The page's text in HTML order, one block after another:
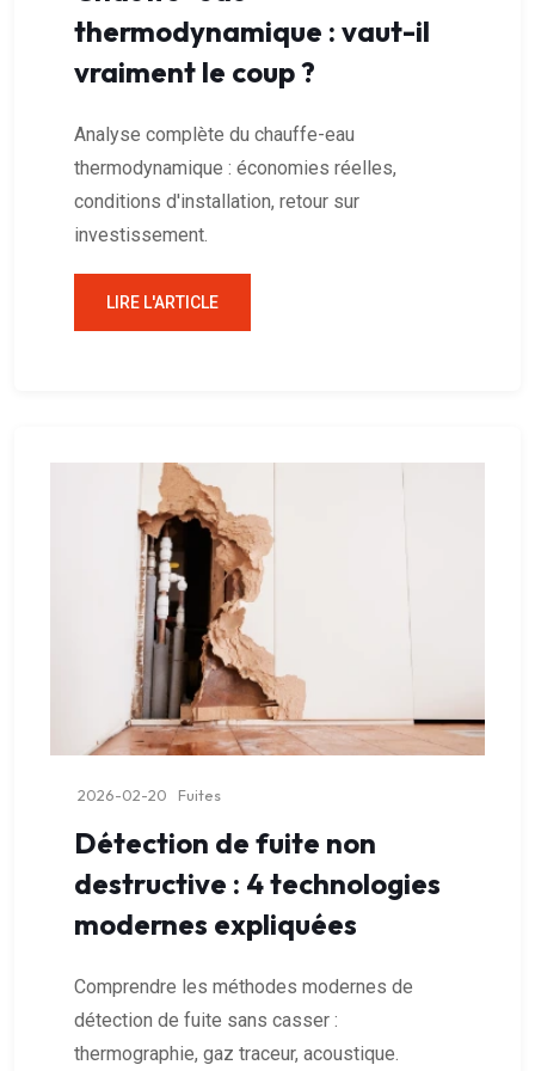
thermodynamique : vaut-il
vraiment le coup ?
Analyse complète du chauffe-eau
thermodynamique : économies réelles,
conditions d'installation, retour sur
investissement.
LIRE L'ARTICLE
2026-02-20 Fuites
Détection de fuite non
destructive : 4 technologies
modernes expliquées
Comprendre les méthodes modernes de
détection de fuite sans casser :
thermographie, gaz traceur, acoustique.